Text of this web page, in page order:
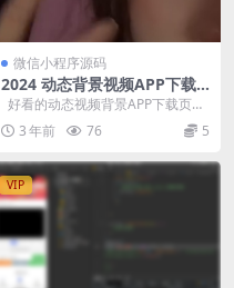
微信小程序源码
2024 动态背景视频APP下载
页源码
好看的动态视频背景APP下载页源
码，可以二开修改做个人主页
3 年前 76 5
VIP